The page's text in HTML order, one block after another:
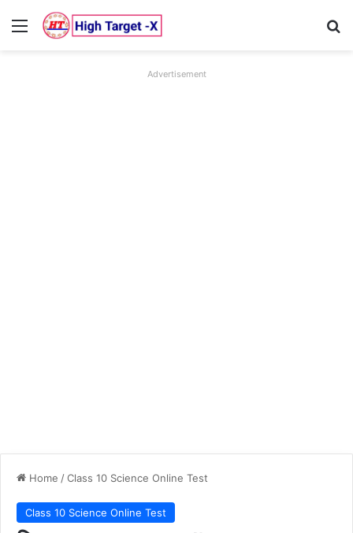
Menu
Advertisement
Home /Class 10 Science Online Test
Class 10 Science Online Test